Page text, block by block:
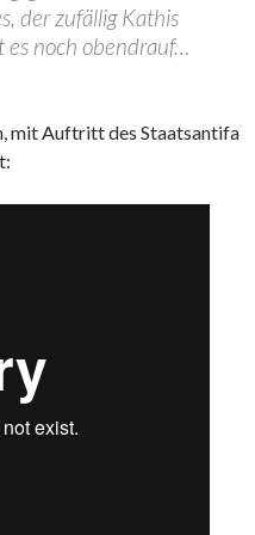
der zufällig Kathis
es noch obendrauf…
mit Auftritt des Staatsantifa